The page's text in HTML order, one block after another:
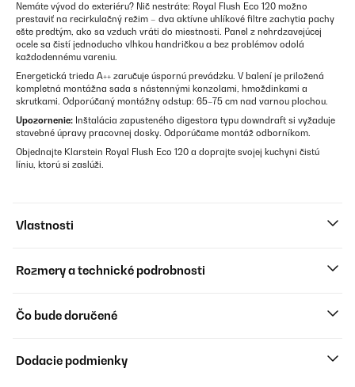
Nemáte vývod do exteriéru? Nič nestráte: Royal Flush Eco 120 možno
prestaviť na recirkulačný režim – dva aktívne uhlíkové filtre zachytia pachy
ešte predtým, ako sa vzduch vráti do miestnosti. Panel z nehrdzavejúcej
ocele sa čistí jednoducho vlhkou handričkou a bez problémov odolá
každodennému vareniu.
Energetická trieda A++ zaručuje úspornú prevádzku. V balení je priložená
kompletná montážna sada s nástennými konzolami, hmoždinkami a
skrutkami. Odporúčaný montážny odstup: 65–75 cm nad varnou plochou.
Upozornenie: Inštalácia zapusteného digestora typu downdraft si vyžaduje
stavebné úpravy pracovnej dosky. Odporúčame montáž odborníkom.
Objednajte Klarstein Royal Flush Eco 120 a doprajte svojej kuchyni čistú
líniu, ktorú si zaslúži.
Vlastnosti
Rozmery a technické podrobnosti
Čo bude doručené
Dodacie podmienky